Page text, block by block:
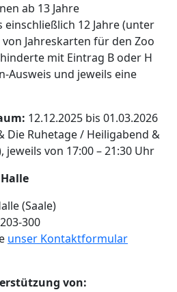
ab 13 Jahre
einschließlich 12 Jahre (unter
Jahreskarten für den Zoo
mit Eintrag B oder H
Ausweis und jeweils eine
12.12.2025 bis 01.03.2026
Die Ruhetage / Heiligabend &
jeweils von 17:00 – 21:30 Uhr
(Saale)
300
unser Kontaktformular
von: